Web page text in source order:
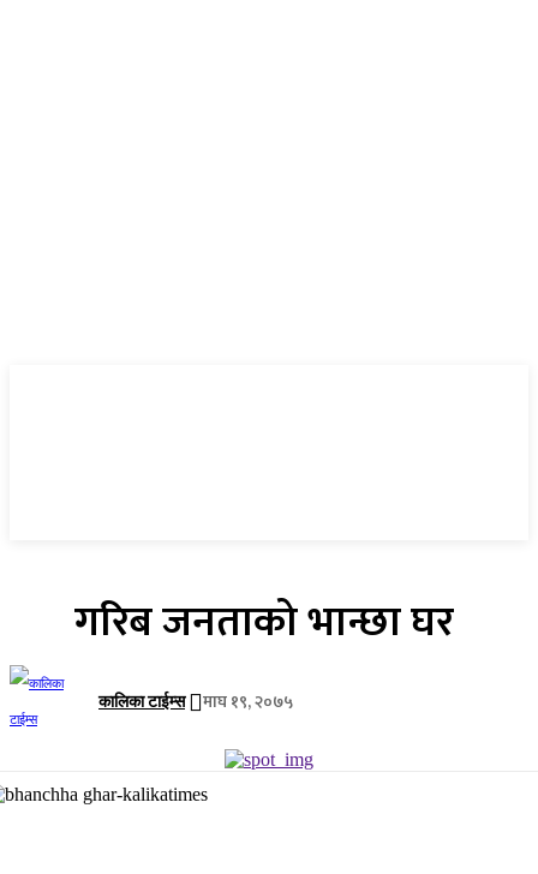
गरिब जनताको भान्छा घर
कालिका टाईम्स माघ १९, २०७५